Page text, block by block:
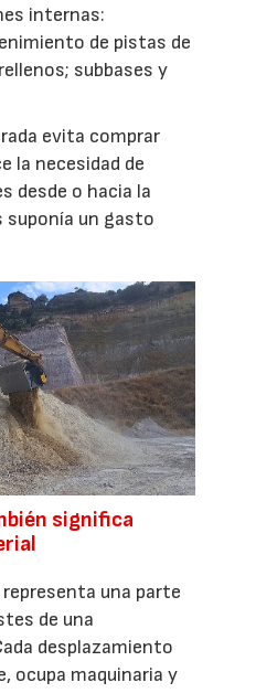
internas:
de pistas de
subbases y
evita comprar
la necesidad de
desde o hacia la
suponía un gasto
significa
una parte
de una
desplazamiento
ocupa maquinaria y